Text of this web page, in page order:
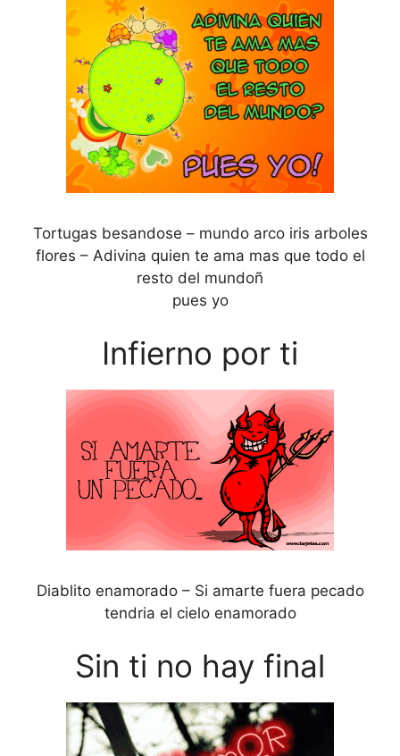
Tortugas besandose – mundo arco iris arboles
flores – Adivina quien te ama mas que todo el
resto del mundoñ
pues yo
Infierno por ti
Diablito enamorado – Si amarte fuera pecado
tendria el cielo enamorado
Sin ti no hay final